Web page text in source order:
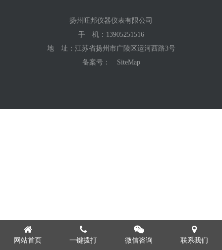
扬州旺邦仪器仪表有限公司
手 机： 13905251516
地 址：江苏省扬州市广陵区运河西路3号
备案号： SiteMap
网站首页 一键拨打 微信咨询 联系我们